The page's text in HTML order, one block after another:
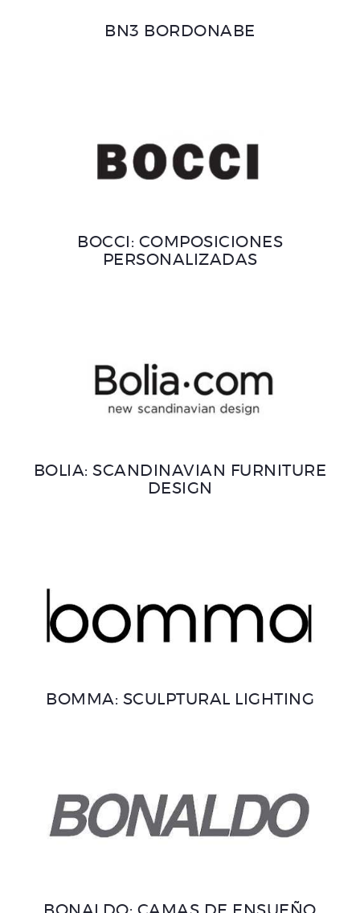
BN3 BORDONABE
BOCCI: COMPOSICIONES
PERSONALIZADAS
BOLIA: SCANDINAVIAN FURNITURE
DESIGN
BOMMA: SCULPTURAL LIGHTING